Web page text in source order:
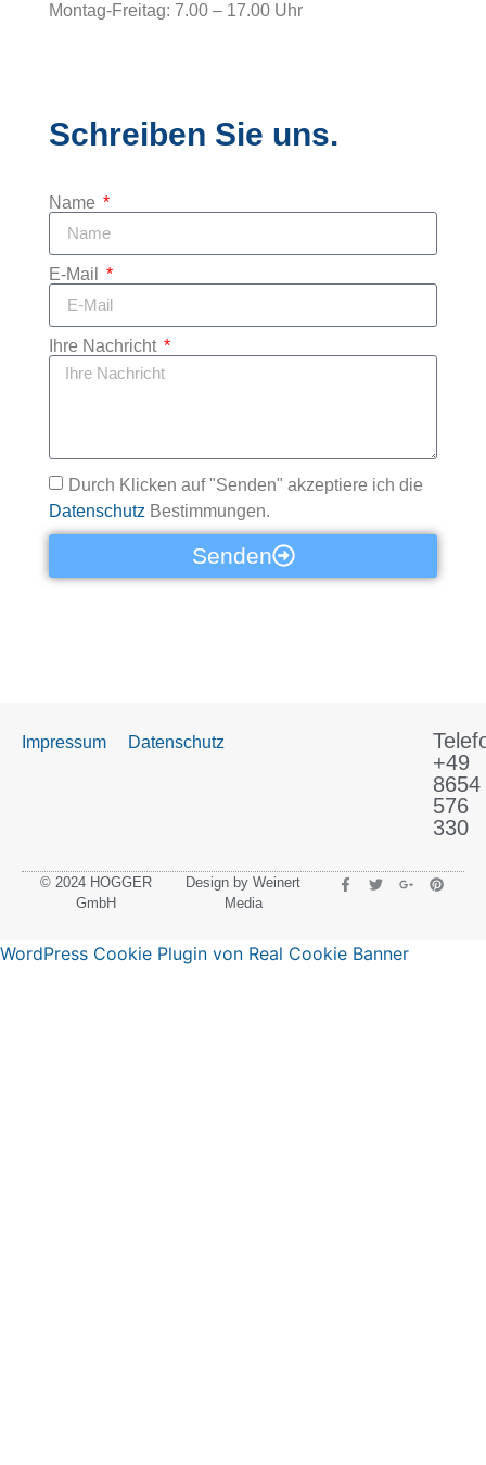
Montag-Freitag: 7.00 – 17.00 Uhr
Schreiben Sie uns.
Name
E-Mail
Ihre Nachricht
Durch Klicken auf "Senden" akzeptiere ich die
Datenschutz Bestimmungen.
Senden
Impressum Datenschutz
+49
8654
576
330
© 2024 HOGGER
GmbH
Design by Weinert
Media
WordPress Cookie Plugin von Real Cookie Banner